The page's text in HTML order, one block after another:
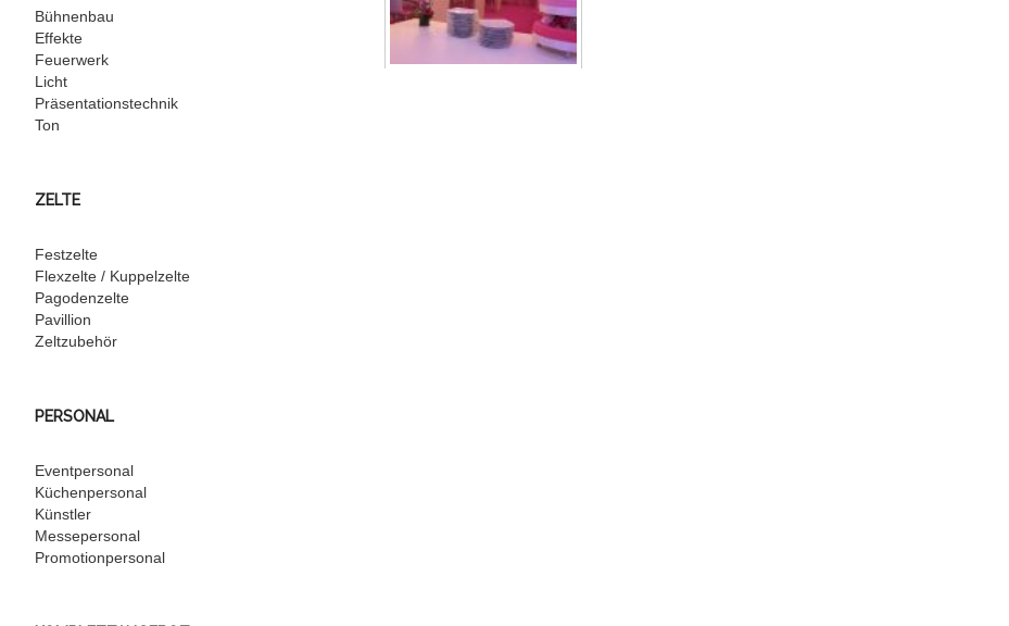
Bühnenbau
Effekte
Feuerwerk
Licht
Präsentationstechnik
Ton
ZELTE
Festzelte
Flexzelte / Kuppelzelte
Pagodenzelte
Pavillion
Zeltzubehör
PERSONAL
Eventpersonal
Küchenpersonal
Künstler
Messepersonal
Promotionpersonal